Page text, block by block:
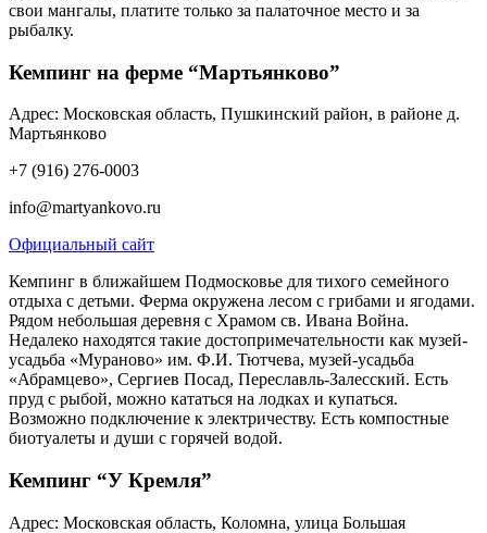
свои мангалы, платите только за палаточное место и за
рыбалку.
Кемпинг на ферме “Мартьянково”
Адрес: Московская область, Пушкинский район, в районе д.
Мартьянково
+7 (916) 276-0003
info@martyankovo.ru
Официальный сайт
Кемпинг в ближайшем Подмосковье для тихого семейного
отдыха с детьми. Ферма окружена лесом с грибами и ягодами.
Рядом небольшая деревня с Храмом св. Ивана Война.
Недалеко находятся такие достопримечательности как музей-
усадьба «Мураново» им. Ф.И. Тютчева, музей-усадьба
«Абрамцево», Сергиев Посад, Переславль-Залесский. Есть
пруд с рыбой, можно кататься на лодках и купаться.
Возможно подключение к электричеству. Есть компостные
биотуалеты и души с горячей водой.
Кемпинг “У Кремля”
Адрес: Московская область, Коломна, улица Большая